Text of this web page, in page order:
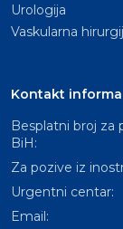
Urologija
Vaskularna
Kontakt
Besplatni broj za
BiH:
Za pozive iz
Urgentni centar:
Email: